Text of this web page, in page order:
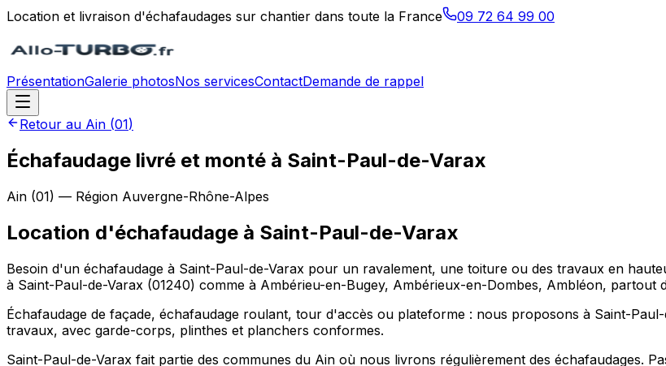
Location et livraison d'échafaudages sur chantier dans toute la France 09 72 64 99 00
PrésentationGalerie photosNos servicesContactDemande de rappel
Retour au Ain (01)
Échafaudage livré et monté à Saint-Paul-de-Varax
Ain (01) — Région Auvergne-Rhône-Alpes
Location d'échafaudage à Saint-Paul-de-Varax
Besoin d'un échafaudage à Saint-Paul-de-Varax pour un ravalement, une toiture ou des travaux en
à Saint-Paul-de-Varax (01240) comme à Ambérieu-en-Bugey, Ambérieux-en-Dombes, Ambléon, partout
Échafaudage de façade, échafaudage roulant, tour d'accès ou plateforme : nous proposons à Saint-
travaux, avec garde-corps, plinthes et planchers conformes.
Saint-Paul-de-Varax fait partie des communes du Ain où nous livrons régulièrement des échafaudages.